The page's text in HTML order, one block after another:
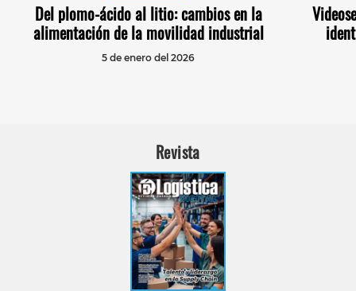
Del plomo-ácido al litio: cambios en la
alimentación de la movilidad industrial
5 de enero del 2026
Revista